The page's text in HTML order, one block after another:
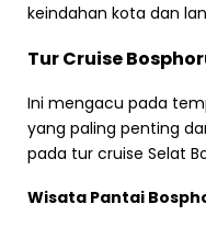
keindahan kota dan
Tur Cruise
Ini mengacu pada
yang paling penting
pada tur cruise Selat
Wisata Pantai